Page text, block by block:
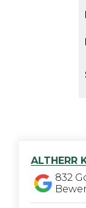
ALTHERR
832